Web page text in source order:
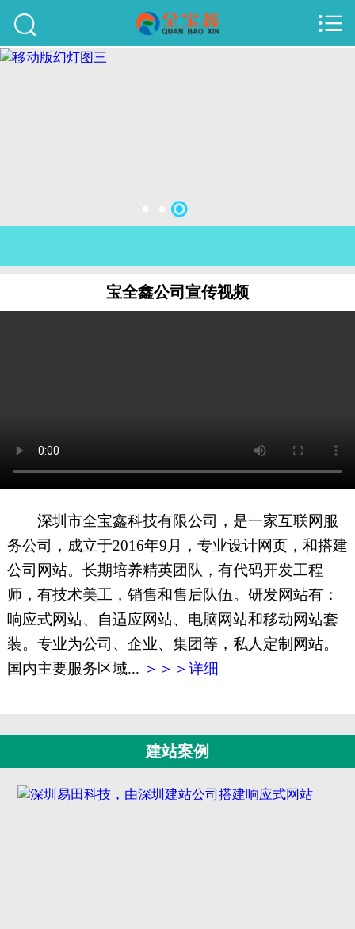
关于我们
联系我们
51La
XML地图


宝全鑫公司宣传视频
深圳市全宝鑫科技有限公司，是一家互联网服
务公司，成立于2016年9月，专业设计网页，和搭建
公司网站。长期培养精英团队，有代码开发工程
师，有技术美工，销售和售后队伍。研发网站有：
响应式网站、自适应网站、电脑网站和移动网站套
装。专业为公司、企业、集团等，私人定制网站。
国内主要服务区域... ＞＞＞详细
建站案例